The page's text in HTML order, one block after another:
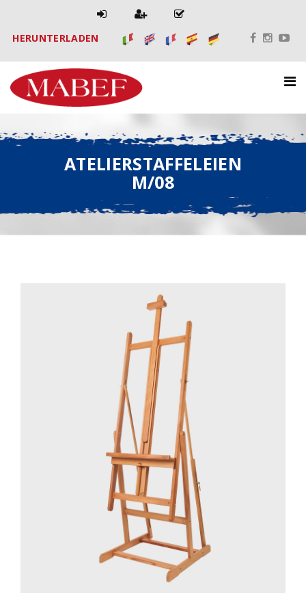
HERUNTERLADEN
ATELIERSTAFFELEIEN
M/08